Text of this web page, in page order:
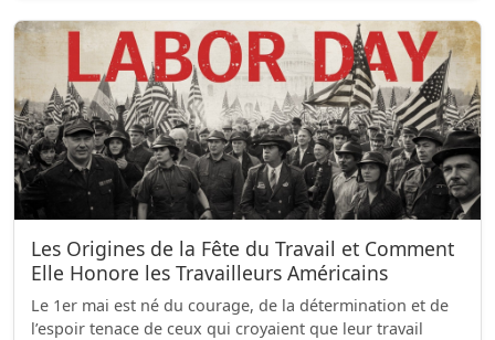
Les Origines de la Fête du Travail et Comment
Elle Honore les Travailleurs Américains
Le 1er mai est né du courage, de la détermination et de
l’espoir tenace de ceux qui croyaient que leur travail